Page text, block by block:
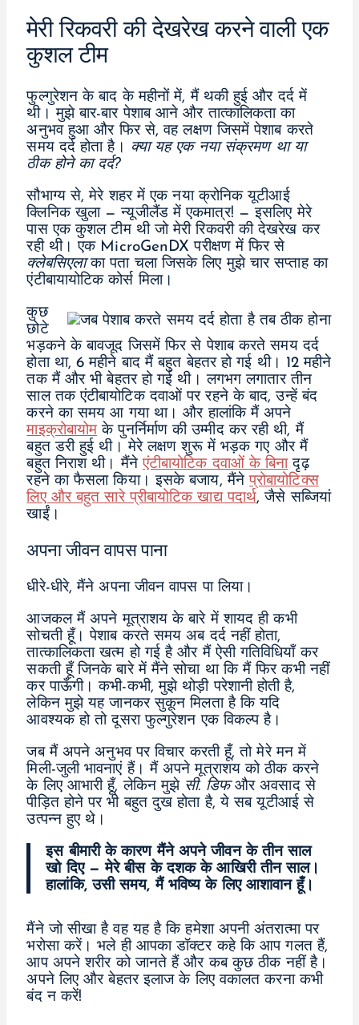
मेरी रिकवरी की देखरेख करने वाली एक
कुशल टीम
फुल्गुरेशन के बाद के महीनों में, मैं थकी हुई और दर्द में
थी। मुझे बार-बार पेशाब आने और तात्कालिकता का
अनुभव हुआ और फिर से, वह लक्षण जिसमें पेशाब करते
समय दर्द होता है।
क्या यह एक नया संक्रमण था या
ठीक होने का दर्द?
सौभाग्य से, मेरे शहर में एक नया क्रोनिक यूटीआई
क्लिनिक खुला — न्यूजीलैंड में एकमात्र! — इसलिए मेरे
पास एक कुशल टीम थी जो मेरी रिकवरी की देखरेख कर
रही थी। एक MicroGenDX परीक्षण में फिर से
क्लेबसिएलाका पता चला जिसके लिए मुझे चार सप्ताह का
एंटीबायायोटिक कोर्स मिला।
कुछ
छोटे
भड़कने के बावजूद जिसमें फिर से पेशाब करते समय दर्द
होता था, 6 महीने बाद मैं बहुत बेहतर हो गई थी। 12 महीने
तक मैं और भी बेहतर हो गई थी। लगभग लगातार तीन
साल तक एंटीबायोटिक दवाओं पर रहने के बाद, उन्हें बंद
करने का समय आ गया था। और हालांकि मैं अपने
माइक्रोबायोम के पुनर्निर्माण की उम्मीद कर रही थी, मैं
बहुत डरी हुई थी। मेरे लक्षण शुरू में भड़क गए और मैं
बहुत निराश थी। मैंनेएंटीबायोटिक दवाओं के बिनादृढ़
रहने का फैसला किया। इसके बजाय, मैंनेप्रोबायोटिक्स
लिए और बहुत सारे प्रीबायोटिक खाद्य पदार्थ, जैसे सब्जियां
खाईं।
अपना जीवन वापस पाना
धीरे-धीरे, मैंने अपना जीवन वापस पा लिया।
आजकल मैं अपने मूत्राशय के बारे में शायद ही कभी
सोचती हूँ। पेशाब करते समय अब दर्द नहीं होता,
तात्कालिकता खत्म हो गई है और मैं ऐसी गतिविधियाँ कर
सकती हूँ जिनके बारे में मैंने सोचा था कि मैं फिर कभी नहीं
कर पाऊँगी। कभी-कभी, मुझे थोड़ी परेशानी होती है,
लेकिन मुझे यह जानकर सुकून मिलता है कि यदि
आवश्यक हो तो दूसरा फुल्गुरेशन एक विकल्प है।
जब मैं अपने अनुभव पर विचार करती हूँ, तो मेरे मन में
मिली-जुली भावनाएं हैं। मैं अपने मूत्राशय को ठीक करने
के लिए आभारी हूँ, लेकिन मुझे सी. डिफऔर अवसाद से
पीड़ित होने पर भी बहुत दुख होता है, ये सब यूटीआई से
उत्पन्न हुए थे।
इस बीमारी के कारण मैंने अपने जीवन के तीन साल
खो दिए — मेरे बीस के दशक के आखिरी तीन साल।
हालांकि, उसी समय, मैं भविष्य के लिए आशावान हूँ।
मैंने जो सीखा है वह यह है कि हमेशा अपनी अंतरात्मा पर
भरोसा करें। भले ही आपका डॉक्टर कहे कि आप गलत हैं,
आप अपने शरीर को जानते हैं और कब कुछ ठीक नहीं है।
अपने लिए और बेहतर इलाज के लिए वकालत करना कभी
बंद न करें!